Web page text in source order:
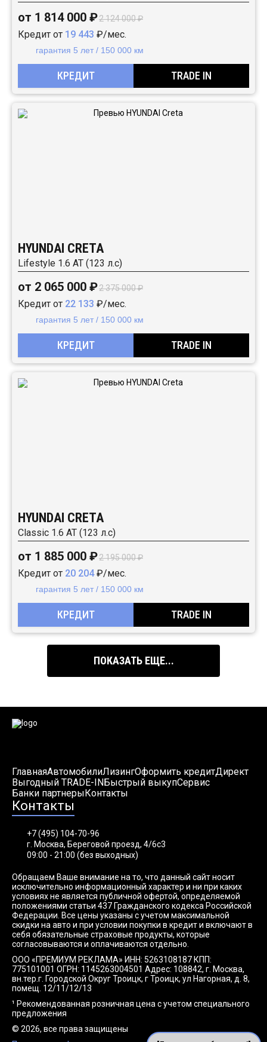
от 1 814 000 ₽2 124 000 ₽
Кредит от 19 443 ₽/мес.
гарантия 5 лет / 150 000 км
КРЕДИТ TRADE IN
HYUNDAI CRETA
Lifestyle 1.6 АТ (123 л.с)
от 2 065 000 ₽2 375 000 ₽
Кредит от 22 133 ₽/мес.
гарантия 5 лет / 150 000 км
КРЕДИТ TRADE IN
HYUNDAI CRETA
Classic 1.6 АТ (123 л.с)
от 1 885 000 ₽2 195 000 ₽
Кредит от 20 204₽/мес.
гарантия 5 лет / 150 000 км
КРЕДИТ TRADE IN
ПОКАЗАТЬ ЕЩЕ...
ГлавнаяАвтомобилиЛизингОформить кредитДирект
Выгодный TRADE-INБыстрый выкупСервис
Банки партнерыКонтакты
Контакты
+7 (495) 104-70-96
г. Москва, Береговой проезд, 4/6с3
09:00 - 21:00 (без выходных)
Обращаем Ваше внимание на то, что данный сайт носит
исключительно информационный характер и ни при каких
условиях не является публичной офертой, определяемой
положениями статьи 437 Гражданского кодекса Российской
Федерации. Все цены указаны с учетом максимальной
скидки на авто и при условии покупки в кредит и включают в
себя обязательные страховые продукты, которые
согласовываются и оплачиваются отдельно.
ООО «ПРЕМИУМ РЕКЛАМА» ИНН: 5263108187 КПП:
775101001 ОГРН: 1145263004501 Адрес: 108842, г. Москва,
вн.тер.г. Городской Округ Троицк, г Троицк, ул Нагорная, д. 8,
помещ. 12/11/12/13
¹ Рекомендованная розничная цена с учетом специального
предложения
© 2026, все права защищены